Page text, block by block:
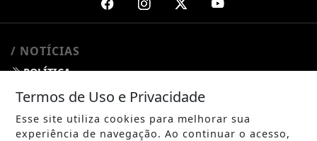
/ NOTÍCIAS
POLÍTICA
MUNDO
ENTRETENIMENTO
Termos de Uso e Privacidade
Esse site utiliza cookies para melhorar sua
experiência de navegação. Ao continuar o acesso,